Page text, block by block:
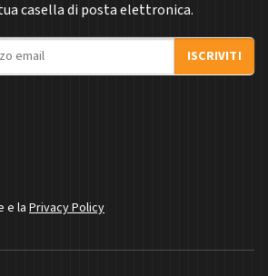
casella di posta elettronica.
ISCRIVITI
e la Privacy Policy